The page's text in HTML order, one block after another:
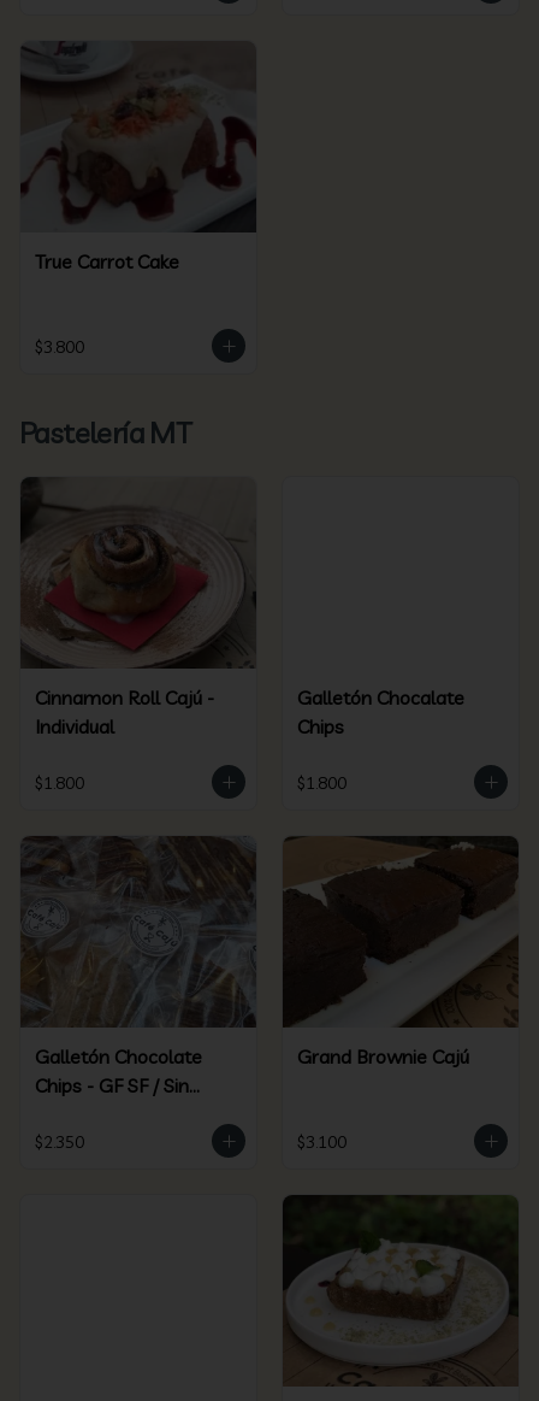
True Carrot Cake
$3.800
Pastelería MT
Cinnamon Roll Cajú -
Individual
$1.800
Galletón Chocalate
Chips
$1.800
Galletón Chocolate
Chips - GF SF / Sin
$2.350
Grand Brownie Cajú
$3.100